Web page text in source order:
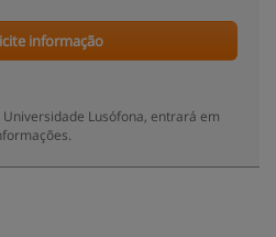
informação
Lusófona, entrará em